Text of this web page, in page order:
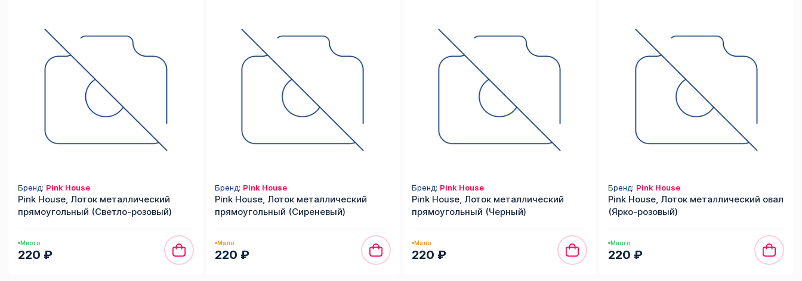
Бренд: Pink House
Pink House, Лоток металлический
прямоугольный (Светло-розовый)
Много
220 ₽
Бренд: Pink House
Pink House, Лоток металлический
прямоугольный (Сиреневый)
Мало
220 ₽
Бренд: Pink House
Pink House, Лоток металлический
прямоугольный (Черный)
Мало
220 ₽
Бренд: Pink House
Pink House, Лоток металлический овал
(Ярко-розовый)
Много
220 ₽